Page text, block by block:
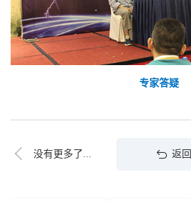
专家答疑
没有更多了... 返回